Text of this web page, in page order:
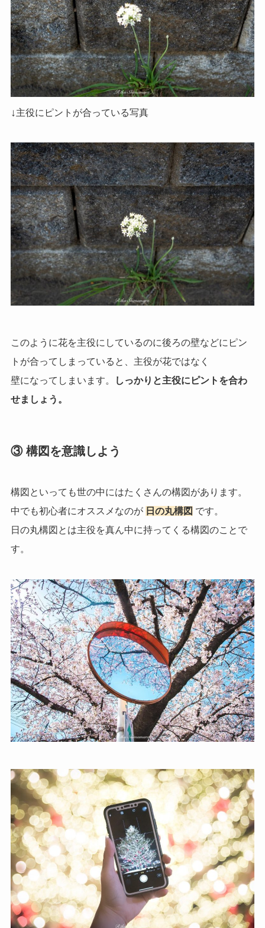
↓主役にピントが合っている写真
このように花を主役にしているのに後ろの壁などにピン
トが合ってしまっていると、主役が花ではなく
壁になってしまいます。
しっかりと主役にピントを合わ
せましょう。
③ 構図を意識しよう
構図といっても世の中にはたくさんの構図があります。
中でも初心者にオススメなのが 日の丸構図 です。
日の丸構図とは主役を真ん中に持ってくる構図のことで
す。